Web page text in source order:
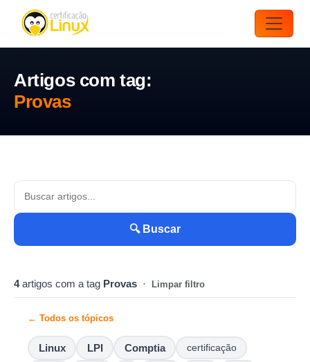
Artigos com tag:
Provas
🔍 Buscar
4artigos com a tag Provas · Limpar filtro
← Todos os tópicos
Linux LPI Comptia certificação